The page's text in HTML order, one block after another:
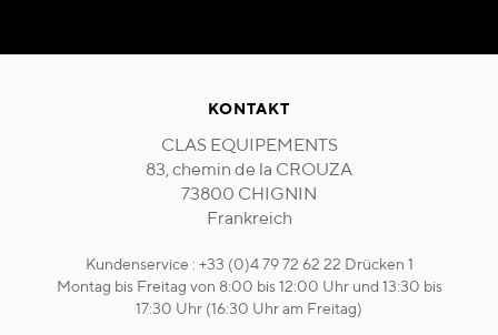
KONTAKT
CLAS EQUIPEMENTS
83, chemin de la CROUZA
73800 CHIGNIN
Frankreich
Kundenservice : +33 (0)4 79 72 62 22 Drücken 1
Montag bis Freitag von 8:00 bis 12:00 Uhr und 13:30 bis
17:30 Uhr (16:30 Uhr am Freitag)